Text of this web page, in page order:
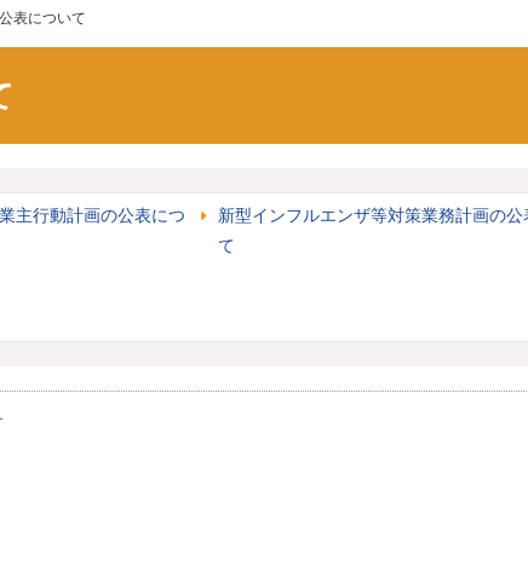
表について
主行動計画の公表につ
新型インフルエンザ等対策業務計画の公
て